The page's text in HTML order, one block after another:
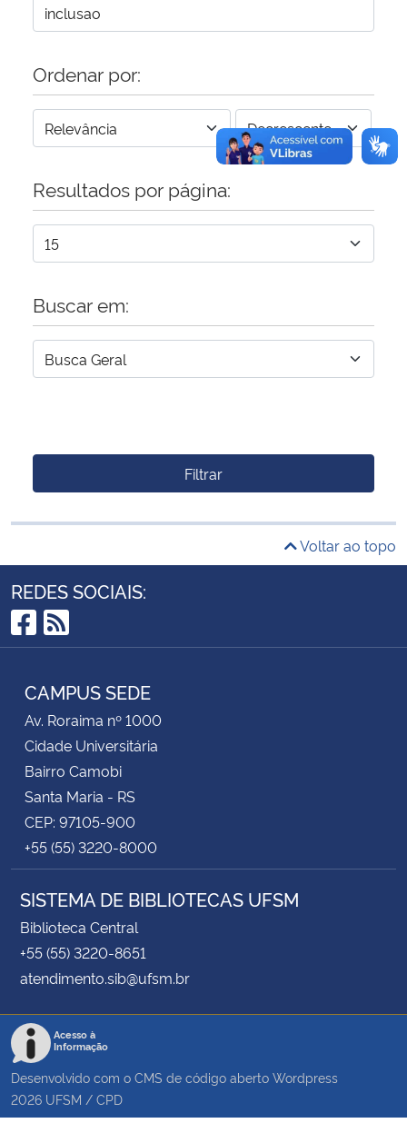
Advocacia-Geral da União
Banco Central do Brasil
Planalto
Ordenar por:
Resultados por página:
Buscar em:
Filtrar
Voltar ao topo
REDES SOCIAIS:
Facebook
RSS
CAMPUS SEDE
Av. Roraima nº 1000
Cidade Universitária
Bairro Camobi
Santa Maria - RS
CEP: 97105-900
+55 (55) 3220-8000
SISTEMA DE BIBLIOTECAS UFSM
Biblioteca Central
+55 (55) 3220-8651
atendimento.sib@ufsm.br
Acesso à
Informação
Desenvolvido com o CMS de código aberto Wordpress
2026 UFSM / CPD